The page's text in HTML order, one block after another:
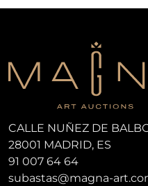
CALLE NUÑEZ DE
28001 MADRID, ES
91 007 64 64
subastas@magna-